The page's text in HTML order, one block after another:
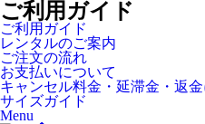
ご利用ガイド
ご利用ガイド
レンタルのご案内
ご注文の流れ
お支払いについて
キャンセル料金・延滞金・返
サイズガイド
Menu